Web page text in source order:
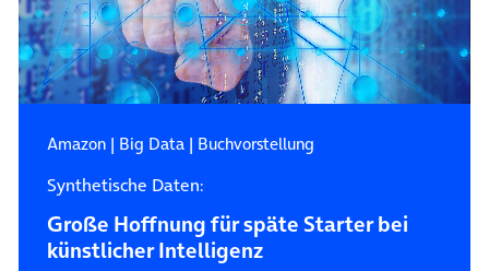
Amazon| Big Data| Buchvorstellung
Synthetische Daten:
Große Hoffnung für späte Starter bei
künstlicher Intelligenz